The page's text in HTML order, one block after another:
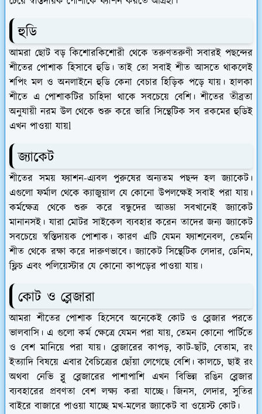
হুডি
আমরা ছোট বড় কিশোরকিশোরী থেকে তরুণতরুণী সবারই পছন্দের
শীতের পোশাক হিসাবে হুডি। তাই তো সবাই শীত আসতে থাকলেই
শপিং মল ও অনলাইনে হুডি কেনা বেচার হিড়িক পড়ে যায়। হালকা
শীতে এ পোশাকটির চাহিদা থাকে সবচেয়ে বেশি। শীতের তীব্রতা
অনুযায়ী নরম উল থেকে শুরু করে ভারি সিন্থেটিক সব রকমের হুডিই
এখন পাওয়া যায়l
জ্যাকেট
শীতের সময় ফ্যাশন-এ্যবল পুরুষের অন্যতম পছন্দ হল জ্যাকেট।
এগুলো ফর্মাল থেকে ক্যাজুয়াল যে কোনো উপলক্ষেই সবাই পরা যায়।
কর্মক্ষেত্র থেকে শুরু করে বন্ধুদের আড্ডা সবখানেই জ্যাকেট
মানানসই। যারা মোটর সাইকেল ব্যবহার করেন তাদের জন্য জ্যাকেট
সবচেয়ে স্বস্তিদায়ক পোশাক। কারণ এটি যেমন ফ্যাশনেবল, তেমনি
শীত থেকে রক্ষা করে দারুণভাবে। জ্যাকেট সিন্থেটিক লেদার, ডেনিম,
ফ্লিচ এবং পলিয়েস্টার যে কোনো কাপড়ের পাওয়া যায়।
কোট ও ব্লেজারা
আমরা শীতের পোশাক হিসেবে অনেকেই কোট ও ব্লেজার পরতে
ভালবাসি। এ গুলো কর্ম ক্ষেত্রে যেমন পরা যায়, তেমন কোনো পার্টিতে
ও বেশ মানিয়ে পরা যায়। ব্লেজারের কাপড়, কাট-ছাঁট, বেতাম, রং
ইত্যাদি বিষয়ে এবার বৈচিত্র্যের ছোঁয়া লেগেছে বেশি। কালচে, ছাই রং
অথবা নেভি ব্লু ব্লেজারের পাশাপাশি এখন বিভিন্ন রঙিন ব্লেজার
ব্যবহারের প্রবণতা বেশ লক্ষ্য করা যাচ্ছে। জিনস, লেদার, সুতির
বাইরে বাজারে পাওয়া যাচ্ছে মখ-মলের জ্যাকেট বা ওয়েস্ট কোট।